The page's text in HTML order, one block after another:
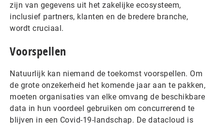
zijn van gegevens uit het zakelijke ecosysteem,
inclusief partners, klanten en de bredere branche,
wordt cruciaal.
Voorspellen
Natuurlijk kan niemand de toekomst voorspellen. Om
de grote onzekerheid het komende jaar aan te pakken,
moeten organisaties van elke omvang de beschikbare
data in hun voordeel gebruiken om concurrerend te
blijven in een Covid-19-landschap. De datacloud is